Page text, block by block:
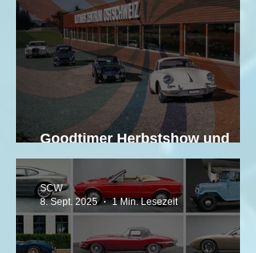
Goodtimer Herbstshow und
Live-Auktion
SCW
8. Sept. 2025
1 Min. Lesezeit